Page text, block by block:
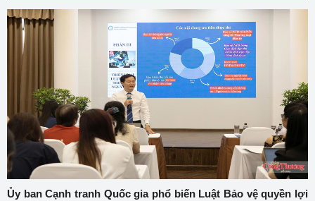
Ủy ban Cạnh tranh Quốc gia phổ biến Luật Bảo vệ quyền lợi